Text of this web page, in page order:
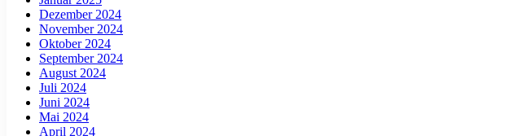
Dezember 2024
November 2024
Oktober 2024
September 2024
August 2024
Juli 2024
Juni 2024
Mai 2024
April 2024